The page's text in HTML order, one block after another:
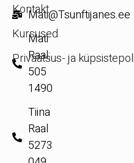
Mati@Tsunftijanes.ee
Mati
Raal:
505
1490
Tiina
Raal
5273
Kontakt
Kursused
Privaatsus- ja